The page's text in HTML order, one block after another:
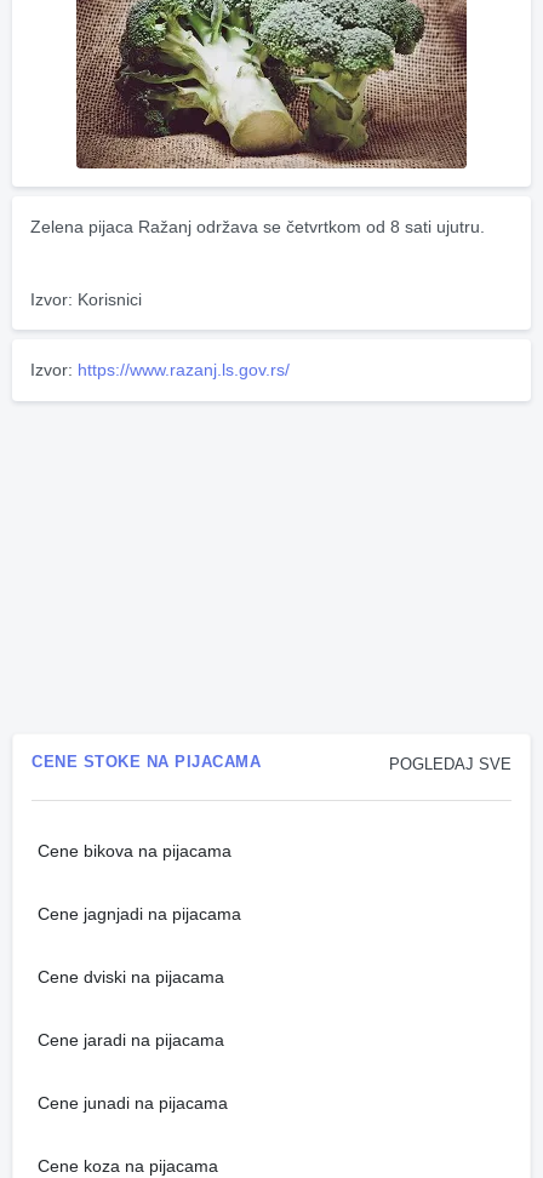
Zelena pijaca Ražanj održava se četvrtkom od 8 sati ujutru.
Izvor: Korisnici
Izvor: https://www.razanj.ls.gov.rs/
POGLEDAJ SVE
CENE STOKE NA PIJACAMA
Cene bikova na pijacama
Cene jagnjadi na pijacama
Cene dviski na pijacama
Cene jaradi na pijacama
Cene junadi na pijacama
Cene koza na pijacama